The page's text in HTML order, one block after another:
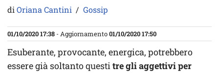
diOriana Cantini Gossip
01/10/2020 17:38 - Aggiornamento01/10/2020 17:50
Esuberante, provocante, energica, potrebbero
essere già soltanto questitre gli aggettivi per